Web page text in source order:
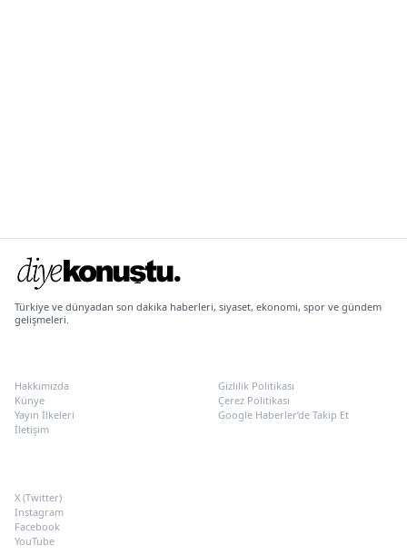
Türkiye ve dünyadan son dakika haberleri, siyaset, ekonomi, spor ve gündem
gelişmeleri.
Hakkımızda
Künye
Yayın İlkeleri
İletişim
Gizlilik Politikası
Çerez Politikası
Google Haberler’de Takip Et
X (Twitter)
Instagram
Facebook
YouTube